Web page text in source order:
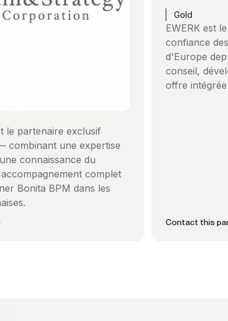
le partenaire exclusif
combinant une expertise
connaissance du
complet
Bonita BPM dans les
Gold
EWERK est
confiance
d'Europe
conseil,
offre
Contact this